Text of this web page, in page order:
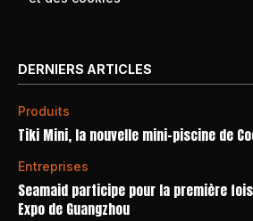
DERNIERS ARTICLES
Produits
Tiki Mini, la nouvelle mini-piscine de
Entreprises
Seamaid participe pour la première fois
Expo de Guangzhou